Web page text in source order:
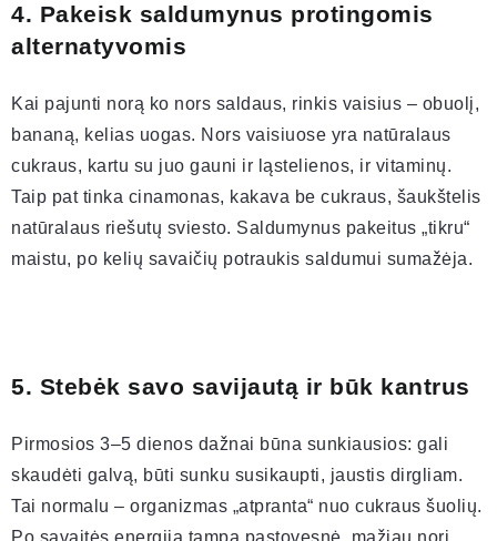
4. Pakeisk saldumynus protingomis
alternatyvomis
Kai pajunti norą ko nors saldaus, rinkis vaisius – obuolį,
bananą, kelias uogas. Nors vaisiuose yra natūralaus
cukraus, kartu su juo gauni ir ląstelienos, ir vitaminų.
Taip pat tinka cinamonas, kakava be cukraus, šaukštelis
natūralaus riešutų sviesto. Saldumynus pakeitus „tikru“
maistu, po kelių savaičių potraukis saldumui sumažėja.
5. Stebėk savo savijautą ir būk kantrus
Pirmosios 3–5 dienos dažnai būna sunkiausios: gali
skaudėti galvą, būti sunku susikaupti, jaustis dirgliam.
Tai normalu – organizmas „atpranta“ nuo cukraus šuolių.